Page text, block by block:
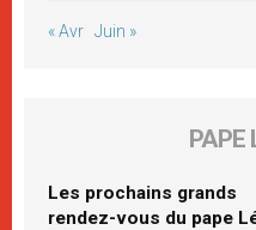
« Avr Juin »
PAPE
Les prochains grands
rendez-vous du pape